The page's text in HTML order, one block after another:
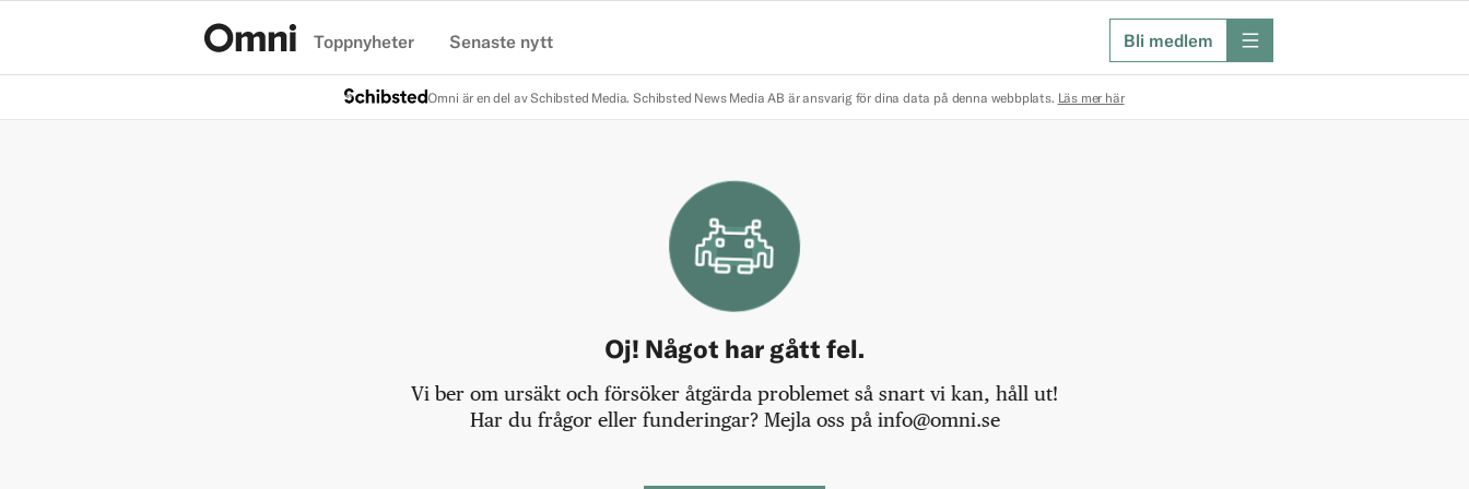
Toppnyheter Senaste nytt Bli medlem meny
Omni är en del av Schibsted Media. Schibsted News Media AB är ansvarig för dina data på denna webbplats. Läs mer här
Oj! Något har gått fel.
Vi ber om ursäkt och försöker åtgärda problemet så snart vi kan, håll ut!
Har du frågor eller funderingar? Mejla oss på info@omni.se